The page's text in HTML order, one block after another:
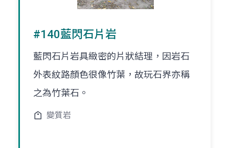
#140藍閃石片岩
藍閃石片岩具緻密的片狀結理，因岩石
外表紋路顏色很像竹葉，故玩石界亦稱
之為竹葉石。
變質岩